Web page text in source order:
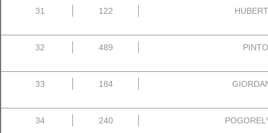
31 122
32 489
33 184
34 240